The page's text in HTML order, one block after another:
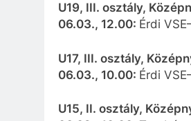
U19, III. osztály,
06.03., 12.00: Érdi
U17, III. osztály,
06.03., 10.00: Érdi
U15, II. osztály,